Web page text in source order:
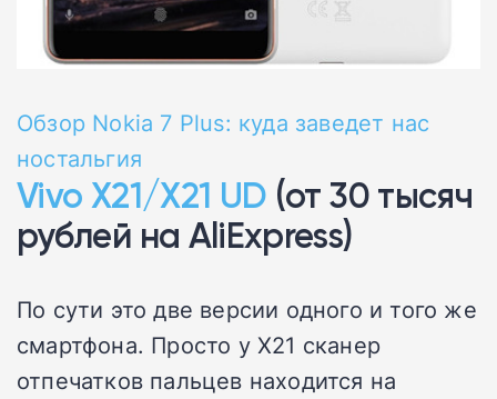
Обзор Nokia 7 Plus: куда заведет нас
ностальгия
Vivo X21/X21 UD (от 30 тысяч
рублей на AliExpress)
По сути это две версии одного и того же
смартфона. Просто у X21 сканер
отпечатков пальцев находится на